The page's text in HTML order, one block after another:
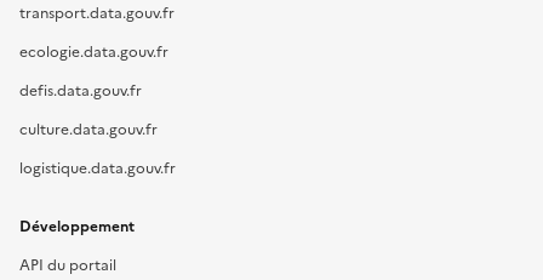
transport.data.gouv.fr
ecologie.data.gouv.fr
defis.data.gouv.fr
culture.data.gouv.fr
logistique.data.gouv.fr
Développement
API du portail